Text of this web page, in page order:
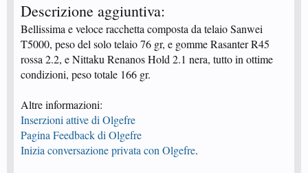
Descrizione aggiuntiva:
Bellissima e veloce racchetta composta da telaio Sanwei
T5000, peso del solo telaio 76 gr, e gomme Rasanter R45
rossa 2.2, e Nittaku Renanos Hold 2.1 nera, tutto in ottime
condizioni, peso totale 166 gr.
Altre informazioni:
Inserzioni attive di Olgefre
Pagina Feedback di Olgefre
Inizia conversazione privata con Olgefre.